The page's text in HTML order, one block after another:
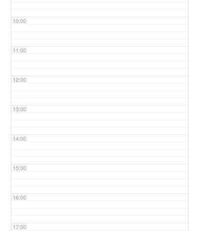
10:00
11:00
12:00
13:00
14:00
15:00
16:00
17:00